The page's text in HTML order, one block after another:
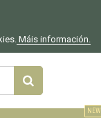
Máis información.
NEW